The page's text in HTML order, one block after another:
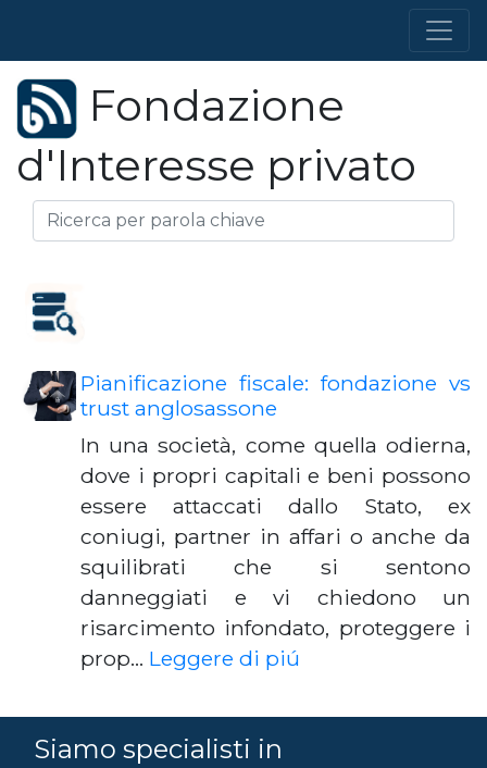
Fondazione
d'Interesse privato
Pianificazione fiscale: fondazione vs
trust anglosassone
In una società, come quella odierna,
dove i propri capitali e beni possono
essere attaccati dallo Stato, ex
coniugi, partner in affari o anche da
squilibrati che si sentono
danneggiati e vi chiedono un
risarcimento infondato, proteggere i
prop… Leggere di piú
Siamo specialisti in